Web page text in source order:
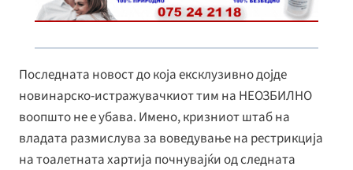
k r n
k
Последната новост до која ексклузивно дојде
новинарско-истражувачкиот тим на НЕОЗБИЛНО
воопшто не е убава. Имено, кризниот штаб на
владата размислува за воведување на рестрикција
на тоалетната хартија почнувајќи од следната